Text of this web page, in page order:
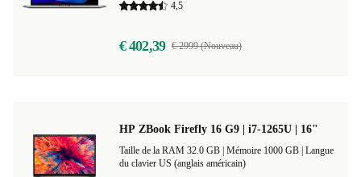
4,5
€ 402,39 € 2999 (Nouveau)
HP ZBook Firefly 16 G9 | i7-1265U | 16"
Langue
du clavier US (anglais américain)